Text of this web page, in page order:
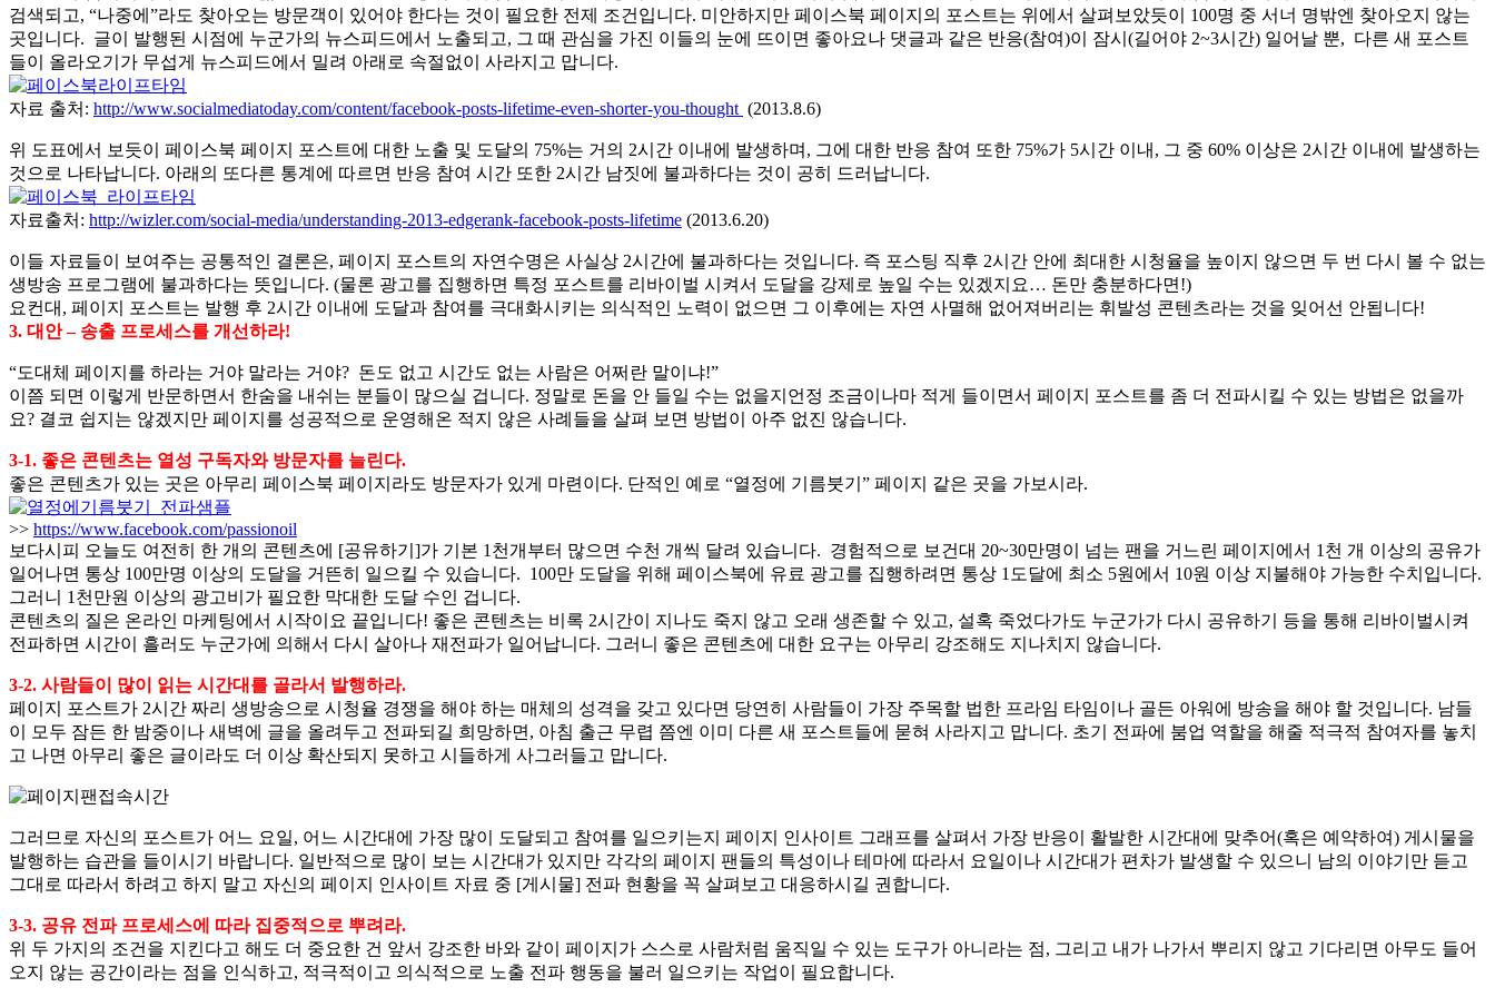
검색되고, “나중에”라도 찾아오는 방문객이 있어야 한다는 것이 필요한 전제 조건입니다. 미안하지만 페이스북 페이지의 포스트는 위에서 살펴보았듯이 100명 중 서너 명밖엔 찾아오지 않는
곳입니다. 글이 발행된 시점에 누군가의 뉴스피드에서 노출되고, 그 때 관심을 가진 이들의 눈에 뜨이면 좋아요나 댓글과 같은 반응(참여)이 잠시(길어야 2~3시간) 일어날 뿐, 다른 새 포스트
들이 올라오기가 무섭게 뉴스피드에서 밀려 아래로 속절없이 사라지고 맙니다.
자료 출처: http://www.socialmediatoday.com/content/facebook-posts-lifetime-even-shorter-you-thought (2013.8.6)
위 도표에서 보듯이 페이스북 페이지 포스트에 대한 노출 및 도달의 75%는 거의 2시간 이내에 발생하며, 그에 대한 반응 참여 또한 75%가 5시간 이내, 그 중 60% 이상은 2시간 이내에 발생하는
것으로 나타납니다. 아래의 또다른 통계에 따르면 반응 참여 시간 또한 2시간 남짓에 불과하다는 것이 공히 드러납니다.
자료출처: http://wizler.com/social-media/understanding-2013-edgerank-facebook-posts-lifetime (2013.6.20)
이들 자료들이 보여주는 공통적인 결론은, 페이지 포스트의 자연수명은 사실상 2시간에 불과하다는 것입니다. 즉 포스팅 직후 2시간 안에 최대한 시청율을 높이지 않으면 두 번 다시 볼 수 없는
생방송 프로그램에 불과하다는 뜻입니다. (물론 광고를 집행하면 특정 포스트를 리바이벌 시켜서 도달을 강제로 높일 수는 있겠지요… 돈만 충분하다면!)
요컨대, 페이지 포스트는 발행 후 2시간 이내에 도달과 참여를 극대화시키는 의식적인 노력이 없으면 그 이후에는 자연 사멸해 없어져버리는 휘발성 콘텐츠라는 것을 잊어선 안됩니다!
3. 대안 – 송출 프로세스를 개선하라!
“도대체 페이지를 하라는 거야 말라는 거야? 돈도 없고 시간도 없는 사람은 어쩌란 말이냐!”
이쯤 되면 이렇게 반문하면서 한숨을 내쉬는 분들이 많으실 겁니다. 정말로 돈을 안 들일 수는 없을지언정 조금이나마 적게 들이면서 페이지 포스트를 좀 더 전파시킬 수 있는 방법은 없을까
요? 결코 쉽지는 않겠지만 페이지를 성공적으로 운영해온 적지 않은 사례들을 살펴 보면 방법이 아주 없진 않습니다.
3-1. 좋은 콘텐츠는 열성 구독자와 방문자를 늘린다.
좋은 콘텐츠가 있는 곳은 아무리 페이스북 페이지라도 방문자가 있게 마련이다. 단적인 예로 “열정에 기름붓기” 페이지 같은 곳을 가보시라.
>> https://www.facebook.com/passionoil
보다시피 오늘도 여전히 한 개의 콘텐츠에 [공유하기]가 기본 1천개부터 많으면 수천 개씩 달려 있습니다. 경험적으로 보건대 20~30만명이 넘는 팬을 거느린 페이지에서 1천 개 이상의 공유가
일어나면 통상 100만명 이상의 도달을 거뜬히 일으킬 수 있습니다. 100만 도달을 위해 페이스북에 유료 광고를 집행하려면 통상 1도달에 최소 5원에서 10원 이상 지불해야 가능한 수치입니다.
그러니 1천만원 이상의 광고비가 필요한 막대한 도달 수인 겁니다.
콘텐츠의 질은 온라인 마케팅에서 시작이요 끝입니다! 좋은 콘텐츠는 비록 2시간이 지나도 죽지 않고 오래 생존할 수 있고, 설혹 죽었다가도 누군가가 다시 공유하기 등을 통해 리바이벌시켜
전파하면 시간이 흘러도 누군가에 의해서 다시 살아나 재전파가 일어납니다. 그러니 좋은 콘텐츠에 대한 요구는 아무리 강조해도 지나치지 않습니다.
3-2. 사람들이 많이 읽는 시간대를 골라서 발행하라.
페이지 포스트가 2시간 짜리 생방송으로 시청율 경쟁을 해야 하는 매체의 성격을 갖고 있다면 당연히 사람들이 가장 주목할 법한 프라임 타임이나 골든 아워에 방송을 해야 할 것입니다. 남들
이 모두 잠든 한 밤중이나 새벽에 글을 올려두고 전파되길 희망하면, 아침 출근 무렵 쯤엔 이미 다른 새 포스트들에 묻혀 사라지고 맙니다. 초기 전파에 붐업 역할을 해줄 적극적 참여자를 놓치
고 나면 아무리 좋은 글이라도 더 이상 확산되지 못하고 시들하게 사그러들고 맙니다.
그러므로 자신의 포스트가 어느 요일, 어느 시간대에 가장 많이 도달되고 참여를 일으키는지 페이지 인사이트 그래프를 살펴서 가장 반응이 활발한 시간대에 맞추어(혹은 예약하여) 게시물을
발행하는 습관을 들이시기 바랍니다. 일반적으로 많이 보는 시간대가 있지만 각각의 페이지 팬들의 특성이나 테마에 따라서 요일이나 시간대가 편차가 발생할 수 있으니 남의 이야기만 듣고
그대로 따라서 하려고 하지 말고 자신의 페이지 인사이트 자료 중 [게시물] 전파 현황을 꼭 살펴보고 대응하시길 권합니다.
3-3. 공유 전파 프로세스에 따라 집중적으로 뿌려라.
위 두 가지의 조건을 지킨다고 해도 더 중요한 건 앞서 강조한 바와 같이 페이지가 스스로 사람처럼 움직일 수 있는 도구가 아니라는 점, 그리고 내가 나가서 뿌리지 않고 기다리면 아무도 들어
오지 않는 공간이라는 점을 인식하고, 적극적이고 의식적으로 노출 전파 행동을 불러 일으키는 작업이 필요합니다.